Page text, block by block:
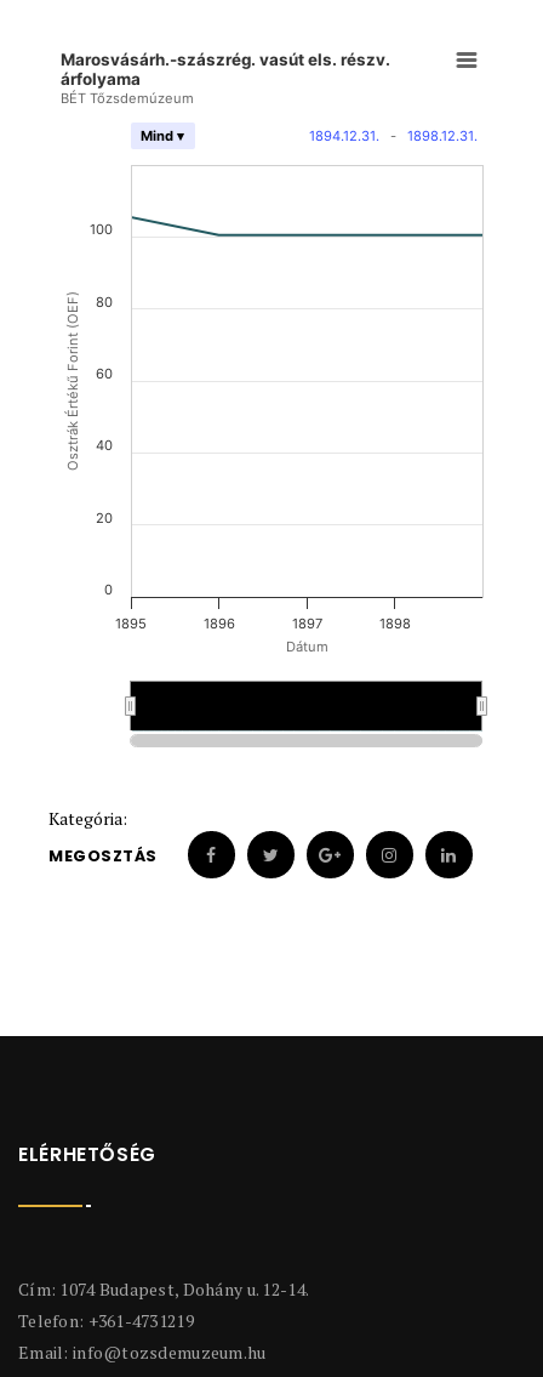
Dátum
Osztrák Értékű Forint (OEF)
Marosvásárh.-szászrég. vasút els. részv.
árfolyama
BÉT Tőzsdemúzeum
1894.12.31. - 1898.12.31.
Mind ▾
1895 1896 1897 1898
0
20
40
60
80
100
Kategória:
MEGOSZTÁS
ELÉRHETŐSÉG
Cím: 1074 Budapest, Dohány u. 12-14.
Telefon: +361-4731219
Email: info@tozsdemuzeum.hu